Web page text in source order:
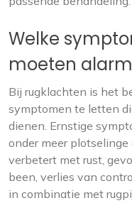
Welke
moeten
Bij rugklachten is het
symptomen te letten
dienen. Ernstige
onder meer
verbetert met rust,
been, verlies van
in combinatie met